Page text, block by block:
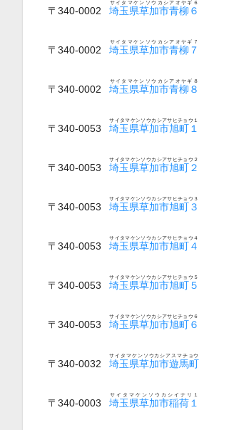
〒340-0002 埼玉県草加市青柳６
サイタマケンソウカシアオヤギ６
〒340-0002 埼玉県草加市青柳７
サイタマケンソウカシアオヤギ７
〒340-0002 埼玉県草加市青柳８
サイタマケンソウカシアオヤギ８
〒340-0053 埼玉県草加市旭町１
サイタマケンソウカシアサヒチョウ１
〒340-0053 埼玉県草加市旭町２
サイタマケンソウカシアサヒチョウ２
〒340-0053 埼玉県草加市旭町３
サイタマケンソウカシアサヒチョウ３
〒340-0053 埼玉県草加市旭町４
サイタマケンソウカシアサヒチョウ４
〒340-0053 埼玉県草加市旭町５
サイタマケンソウカシアサヒチョウ５
〒340-0053 埼玉県草加市旭町６
サイタマケンソウカシアサヒチョウ６
〒340-0032 埼玉県草加市遊馬町
サイタマケンソウカシアスマチョウ
〒340-0003 埼玉県草加市稲荷１
サイタマケンソウカシイナリ１